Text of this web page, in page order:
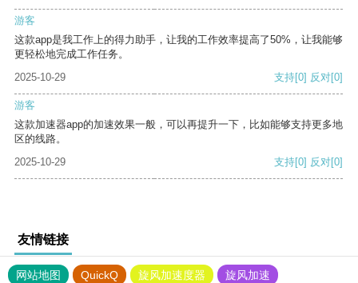
游客
这款app是我工作上的得力助手，让我的工作效率提高了50%，让我能够
更轻松地完成工作任务。
2025-10-29
支持[0] 反对[0]
游客
这款加速器app的加速效果一般，可以再提升一下，比如能够支持更多地
区的线路。
2025-10-29
支持[0] 反对[0]
友情链接
网站地图 QuickQ 旋风加速度器
旋风加速